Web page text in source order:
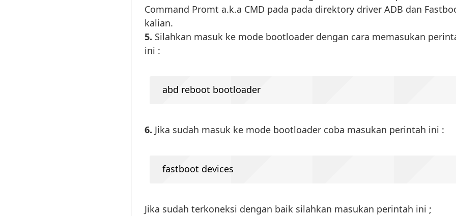
Command Promt a.k.a CMD pada pada direktory driver ADB dan
kalian.
5. Silahkan masuk ke mode bootloader dengan cara memasukan
ini :
abd reboot bootloader
6. Jika sudah masuk ke mode bootloader coba masukan perintah ini :
fastboot devices
Jika sudah terkoneksi dengan baik silahkan masukan perintah ini ;